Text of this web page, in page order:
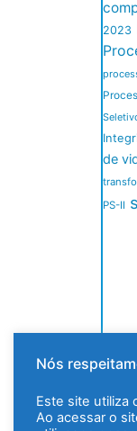
2023
de
PS-II
Nós
Este site utiliza
Ao acessar o